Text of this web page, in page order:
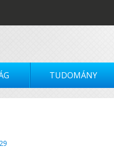
TUDOMÁNY